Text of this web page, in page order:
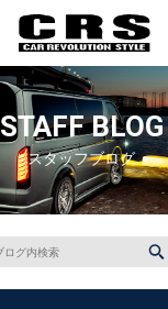
STAFF BLOG
スタッフブログ